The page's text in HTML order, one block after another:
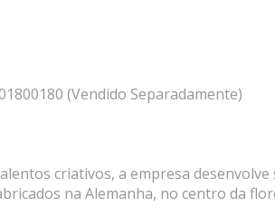
(Vendido Separadamente)
criativos, a empresa
na Alemanha, no centro da